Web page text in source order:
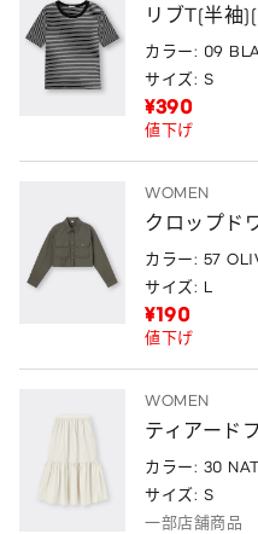
リブT(半袖
カラー: 09
サイズ: S
¥390
値下げ
WOMEN
クロップド
カラー: 57
サイズ: L
¥190
値下げ
WOMEN
ティアード
カラー: 30
サイズ: S
一部店舗商品